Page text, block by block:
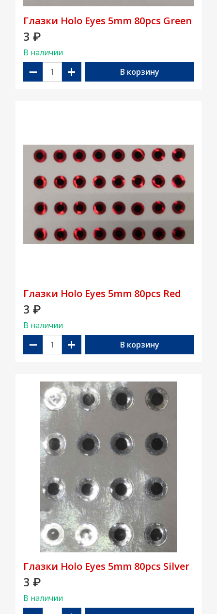
Глазки Holo Eyes 5mm 80pcs Green
3 ₽
В наличии
− + В корзину
Глазки Holo Eyes 5mm 80pcs Red
3 ₽
В наличии
− + В корзину
Глазки Holo Eyes 5mm 80pcs Silver
3 ₽
В наличии